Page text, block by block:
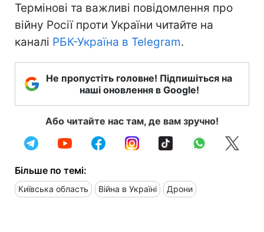
Термінові та важливі повідомлення про
війну Росії проти України читайте на
каналі РБК-Україна в Telegram.
Не пропустіть головне! Підпишіться на
наші оновлення в Google!
Або читайте нас там, де вам зручно!
Більше по темі:
Київська область Війна в Україні Дрони